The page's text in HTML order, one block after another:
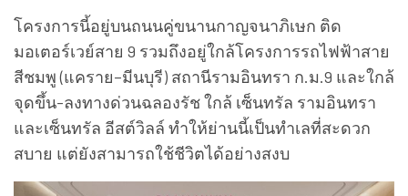
โครงการนี้อยู่บนถนนคู่ขนานกาญจนาภิเษก ติด
มอเตอร์เวย์สาย 9 รวมถึงอยู่ใกล้โครงการรถไฟฟ้าสาย
สีชมพู (แคราย–มีนบุรี) สถานีรามอินทรา ก.ม.9 และใกล้
จุดขึ้น-ลงทางด่วนฉลองรัช ใกล้ เซ็นทรัล รามอินทรา
และเซ็นทรัล อีสต์วิลล์ ทำให้ย่านนี้เป็นทำเลที่สะดวก
สบาย แต่ยังสามารถใช้ชีวิตได้อย่างสงบ